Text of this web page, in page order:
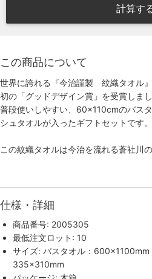
計算す
この商品について
世界に誇れる『今治謹製 紋織タオル
初の「グッドデザイン賞」を受賞しまし
普段使いしやすい、60×110cmのバス
シュタオルが入ったギフトセットです。
この紋織タオルは今治を流れる蒼社川
仕様・詳細
商品番号: 2005305
最低注文ロット: 10
サイズ: バスタオル：600×1100mm
335×310mm